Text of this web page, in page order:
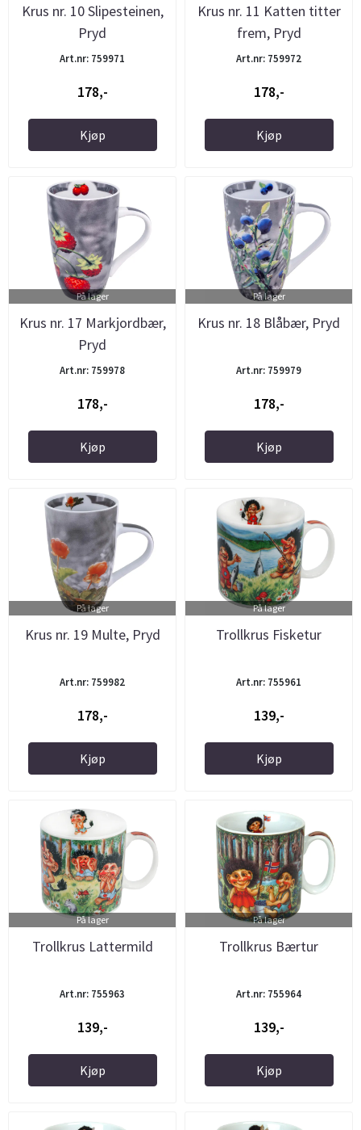
Krus nr. 10 Slipesteinen,
Pryd
Art.nr: 759971
178,-
Kjøp
Krus nr. 11 Katten titter
frem, Pryd
Art.nr: 759972
178,-
Kjøp
På lager
Krus nr. 17 Markjordbær,
Pryd
Art.nr: 759978
178,-
Kjøp
På lager
Krus nr. 18 Blåbær, Pryd
Art.nr: 759979
178,-
Kjøp
På lager
Krus nr. 19 Multe, Pryd
Art.nr: 759982
178,-
Kjøp
På lager
Trollkrus Fisketur
Art.nr: 755961
139,-
Kjøp
På lager
Trollkrus Lattermild
Art.nr: 755963
139,-
Kjøp
På lager
Trollkrus Bærtur
Art.nr: 755964
139,-
Kjøp